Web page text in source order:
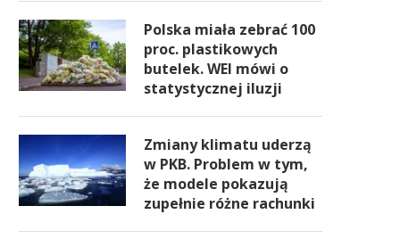
Polska miała zebrać 100
proc. plastikowych
butelek. WEI mówi o
statystycznej iluzji
Zmiany klimatu uderzą
w PKB. Problem w tym,
że modele pokazują
zupełnie różne rachunki